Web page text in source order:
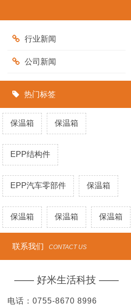
行业新闻
公司新闻
热门标签
保温箱 保温箱
EPP结构件
EPP汽车零部件 保温箱
保温箱 保温箱 保温箱
联系我们 CONTACT US
—— 好米生活科技 ——
电话：0755-8670 8996